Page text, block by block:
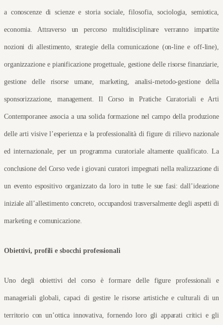
a conoscenze di scienze e storia sociale, filosofia, sociologia, semiotica,
economia. Attraverso un percorso multidisciplinare verranno impartite
nozioni di allestimento, strategie della comunicazione (on-line e off-line),
organizzazione e pianificazione progettuale, gestione delle risorse finanziarie,
gestione delle risorse umane, marketing, analisi-metodo-gestione della
sponsorizzazione, management. Il Corso in Pratiche Curatoriali e Arti
Contemporanee associa a una solida formazione nel campo della produzione
delle arti visive l’esperienza e la professionalità di figure di rilievo nazionale
ed internazionale, per un programma curatoriale altamente qualificato. La
conclusione del Corso vede i giovani curatori impegnati nella realizzazione di
un evento espositivo organizzato da loro in tutte le sue fasi: dall’ideazione
iniziale all’allestimento concreto, occupandosi trasversalmente degli aspetti di
marketing e comunicazione.
Obiettivi, profili e sbocchi professionali
Uno degli obiettivi del corso è formare delle figure professionali e
manageriali globali, capaci di gestire le risorse artistiche e culturali di un
territorio con un’ottica innovativa, fornendo loro gli apparati critici e gli